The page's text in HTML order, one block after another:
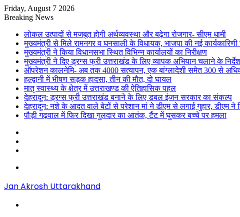
Friday, August 7 2026
Breaking News
लोकल उत्पादों से मजबूत होगी अर्थव्यवस्था और बढ़ेगा रोजगार- सीएम धामी
मुख्यमंत्री से मिले रामनगर व घनसाली के विधायक, भाजपा की नई
मुख्यमंत्री ने किया विधानसभा स्थित विभिन्न कार्यालयों का निरीक्षण
मुख्यमंत्री ने दिए ड्रग्स फ्री उत्तराखंड के लिए व्यापक अभियान चलाने के निर्देश
ऑपरेशन कालनेमि- अब तक 4000 सत्यापन, एक बांग्लादेशी समेत 300 से अधिक
हल्द्वानी में भीषण सड़क हादसा, तीन की मौत, दो घायल
मातृ स्वास्थ्य के क्षेत्र में उत्तराखण्ड की ऐतिहासिक पहल
देहरादून: ड्रग्स फ्री उत्तराखंड बनाने के लिए डबल इंजन सरकार का संकल्प
देहरादून: नशे के आदत वाले बेटों से परेशान मां ने डीएम से लगाई गुहार, डीएम
पौड़ी गढ़वाल में फिर दिखा गुलदार का आतंक, टैंट में घुसकर बच्चे पर हमला
Jan Akrosh Uttarakhand